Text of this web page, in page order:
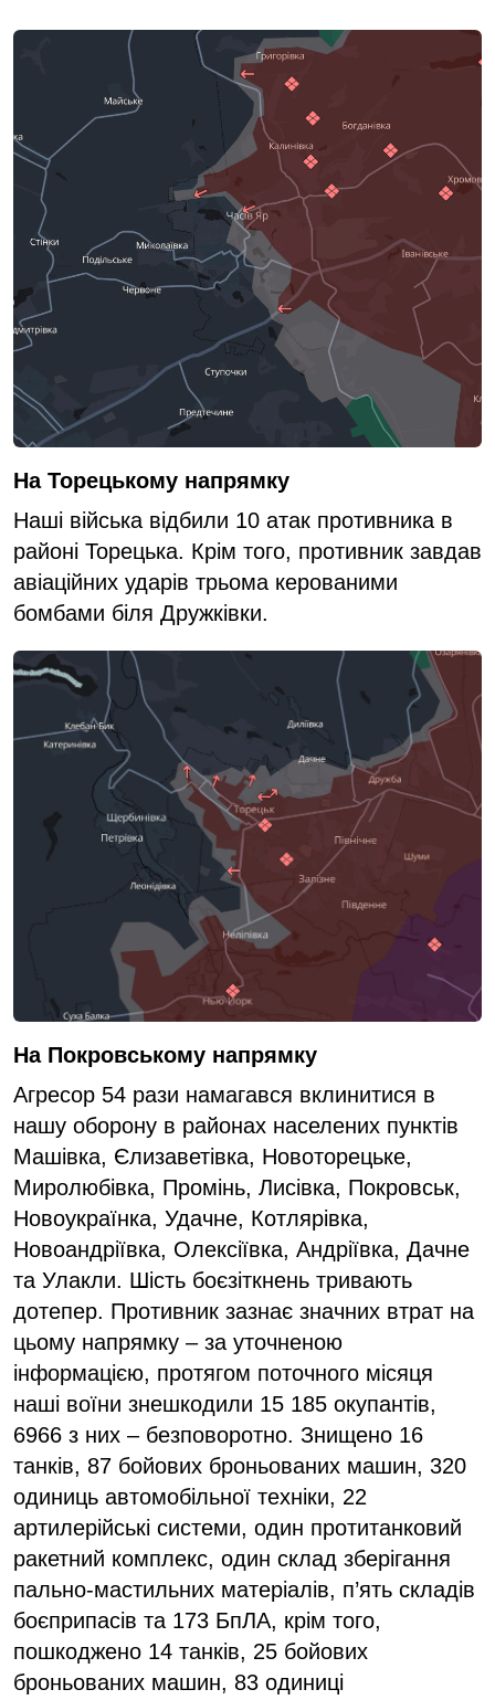
На Торецькому напрямку
Наші війська відбили 10 атак противника в
районі Торецька. Крім того, противник завдав
авіаційних ударів трьома керованими
бомбами біля Дружківки.
На Покровському напрямку
Агресор 54 рази намагався вклинитися в
нашу оборону в районах населених пунктів
Машівка, Єлизаветівка, Новоторецьке,
Миролюбівка, Промінь, Лисівка, Покровськ,
Новоукраїнка, Удачне, Котлярівка,
Новоандріївка, Олексіївка, Андріївка, Дачне
та Улакли. Шість боєзіткнень тривають
дотепер. Противник зазнає значних втрат на
цьому напрямку – за уточненою
інформацією, протягом поточного місяця
наші воїни знешкодили 15 185 окупантів,
6966 з них – безповоротно. Знищено 16
танків, 87 бойових броньованих машин, 320
одиниць автомобільної техніки, 22
артилерійські системи, один протитанковий
ракетний комплекс, один склад зберігання
пально-мастильних матеріалів, п’ять складів
боєприпасів та 173 БпЛА, крім того,
пошкоджено 14 танків, 25 бойових
броньованих машин, 83 одиниці